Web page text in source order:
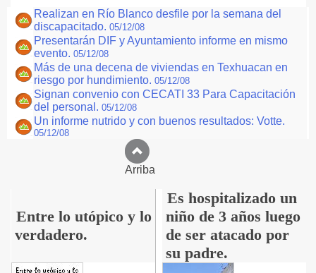
Realizan en Río Blanco desfile por la semana del
discapacitado. 05/12/08
Presentarán DIF y Ayuntamiento informe en mismo
evento. 05/12/08
Más de una decena de viviendas en Texhuacan en
riesgo por hundimiento. 05/12/08
Signan convenio con CECATI 33 Para Capacitación
del personal. 05/12/08
Un informe nutrido y con buenos resultados: Votte.
05/12/08
Arriba
Entre lo utópico y lo
verdadero.
Es hospitalizado un
niño de 3 años luego
de ser atacado por
su padre.